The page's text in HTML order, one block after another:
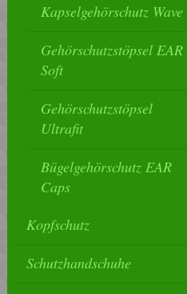
Kapselgehörschutz Wave
Gehörschutzstöpsel EAR
Soft
Gehörschutzstöpsel
Ultrafit
Bügelgehörschutz EAR
Caps
Kopfschutz
Schutzhandschuhe